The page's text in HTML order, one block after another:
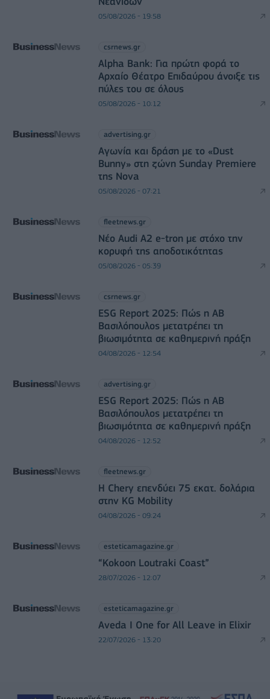
05/08/2026 - 19:58
csrnews.gr
Alpha Bank: Για πρώτη φορά το
Αρχαίο Θέατρο Επιδαύρου άνοιξε τις
πύλες του σε όλους
05/08/2026 - 10:12
advertising.gr
Αγωνία και δράση με το «Dust
Bunny» στη ζώνη Sunday Premiere
της Nova
05/08/2026 - 07:21
fleetnews.gr
Νέο Audi A2 e-tron με στόχο την
κορυφή της αποδοτικότητας
05/08/2026 - 05:39
csrnews.gr
ESG Report 2025: Πώς η ΑΒ
Βασιλόπουλος μετατρέπει τη
βιωσιμότητα σε καθημερινή πράξη
04/08/2026 - 12:54
advertising.gr
ESG Report 2025: Πώς η ΑΒ
Βασιλόπουλος μετατρέπει τη
βιωσιμότητα σε καθημερινή πράξη
04/08/2026 - 12:52
fleetnews.gr
Η Chery επενδύει 75 εκατ. δολάρια
στην KG Mobility
04/08/2026 - 09:24
esteticamagazine.gr
“Kokoon Loutraki Coast”
28/07/2026 - 12:07
esteticamagazine.gr
Aveda I One for All Leave in Elixir
22/07/2026 - 13:20